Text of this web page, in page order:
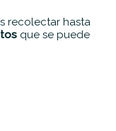
recolectar hasta
que se puede